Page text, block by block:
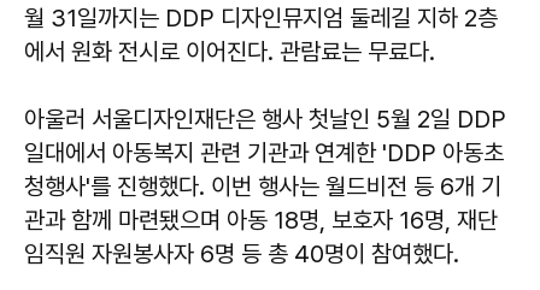
월 31일까지는 DDP 디자인뮤지엄 둘레길 지하 2층
에서 원화 전시로 이어진다. 관람료는 무료다.
아울러 서울디자인재단은 행사 첫날인 5월 2일 DDP
일대에서 아동복지 관련 기관과 연계한 'DDP 아동초
청행사'를 진행했다. 이번 행사는 월드비전 등 6개 기
관과 함께 마련됐으며 아동 18명, 보호자 16명, 재단
임직원 자원봉사자 6명 등 총 40명이 참여했다.